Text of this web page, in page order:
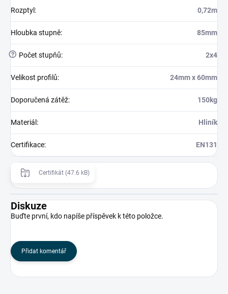
Rozptyl : 0,72m
Hloubka stupně: 85mm
? Počet stupňů: 2x4
Velikost profilů: 24mm x 60mm
Doporučená zátěž: 150kg
Materiál : Hliník
Certifikace: EN131
Certifikát (47.6 kB)
Diskuze
Buďte první, kdo napíše příspěvek k této položce.
Přidat komentář